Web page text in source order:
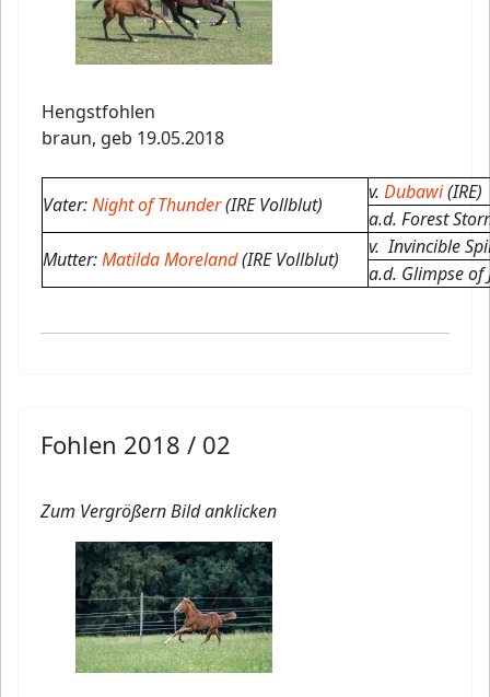
Hengstfohlen
braun, geb 19.05.2018
Vater:Night of Thunder(IRE Vollblut)
v. Dubawi(IRE)
a.d. Forest
Mutter:Matilda Moreland(IRE Vollblut)
v.Invincible
a.d. Glimpse of
Fohlen 2018 / 02
Zum Vergrößern Bild anklicken